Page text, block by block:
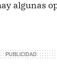
algunas